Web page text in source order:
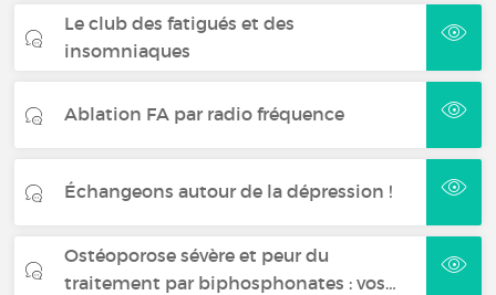
Le club des fatigués et des
insomniaques
Ablation FA par radio fréquence
Échangeons autour de la dépression !
Ostéoporose sévère et peur du
traitement par biphosphonates : vos…